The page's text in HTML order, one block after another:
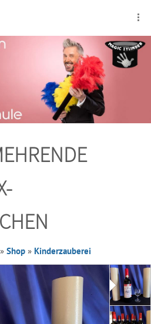
» Shop » Kinderzauberei